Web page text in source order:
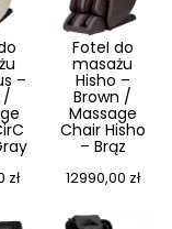
–
/
zł
Fotel do
masażu
Hisho –
Brown /
Massage
Chair Hisho
– Brąz
12990,00 zł